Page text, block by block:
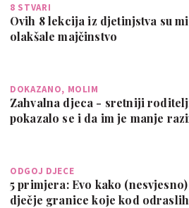
8 STVARI
Ovih 8 lekcija iz djetinjstva su mi
olakšale majčinstvo
DOKAZANO, MOLIM
Zahvalna djeca - sretniji
pokazalo se i da im je manje
ODGOJ DJECE
5 primjera: Evo kako
dječje granice koje kod